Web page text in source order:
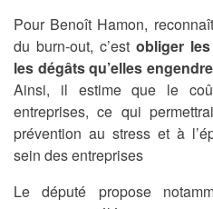
Pour Benoît Hamon,
du burn-out, c’est obliger
les dégâts qu’elles
Ainsi, il estime que le
entreprises, ce qui
prévention au stress et à
sein des entreprises
Le député propose